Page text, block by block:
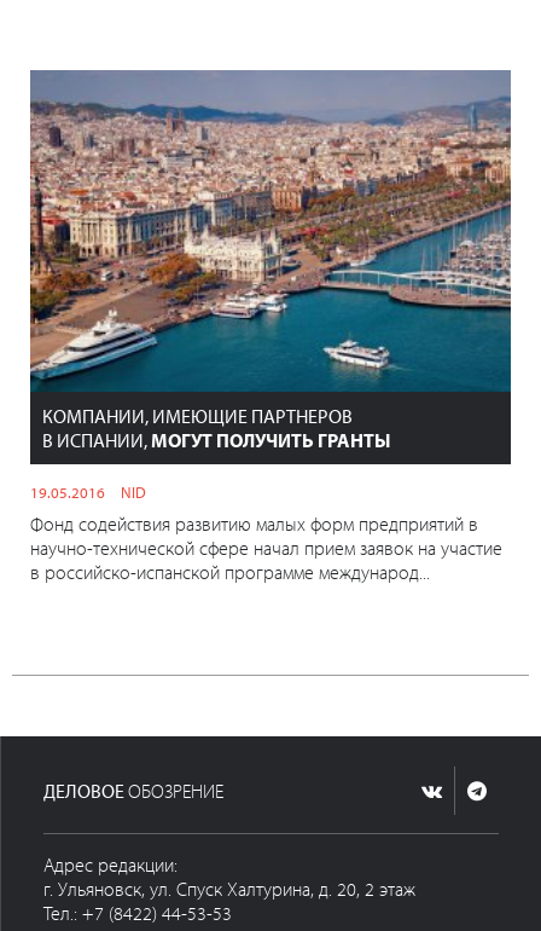
КОМПАНИИ, ИМЕЮЩИЕ ПАРТНЕРОВ
В ИСПАНИИ, МОГУТ ПОЛУЧИТЬ ГРАНТЫ
19.05.2016 NID
Фонд содействия развитию малых форм предприятий в
научно-технической сфере начал прием заявок на участие
в российско-испанской программе международ...
ДЕЛОВОЕ ОБОЗРЕНИЕ
Адрес редакции:
г. Ульяновск, ул. Спуск Халтурина, д. 20, 2 этаж
Тел.: +7 (8422) 44-53-53